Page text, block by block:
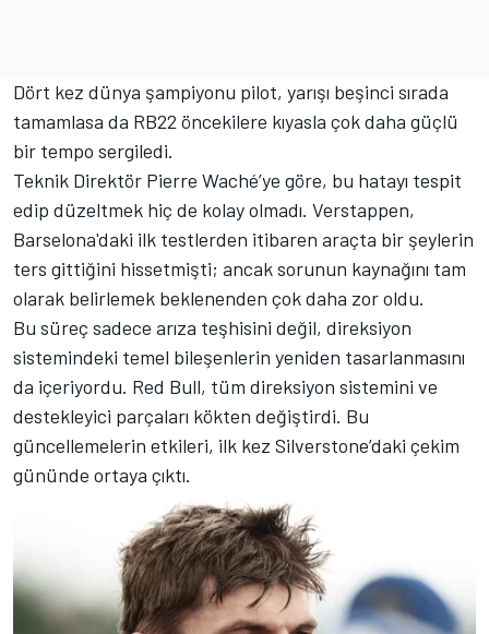
Dört kez dünya şampiyonu pilot, yarışı beşinci sırada
tamamlasa da RB22 öncekilere kıyasla çok daha güçlü
bir tempo sergiledi.
Teknik Direktör Pierre Waché’ye göre, bu hatayı tespit
edip düzeltmek hiç de kolay olmadı. Verstappen,
Barselona'daki ilk testlerden itibaren araçta bir şeylerin
ters gittiğini hissetmişti; ancak sorunun kaynağını tam
olarak belirlemek beklenenden çok daha zor oldu.
Bu süreç sadece arıza teşhisini değil, direksiyon
sistemindeki temel bileşenlerin yeniden tasarlanmasını
da içeriyordu. Red Bull, tüm direksiyon sistemini ve
destekleyici parçaları kökten değiştirdi. Bu
güncellemelerin etkileri, ilk kez Silverstone’daki çekim
gününde ortaya çıktı.